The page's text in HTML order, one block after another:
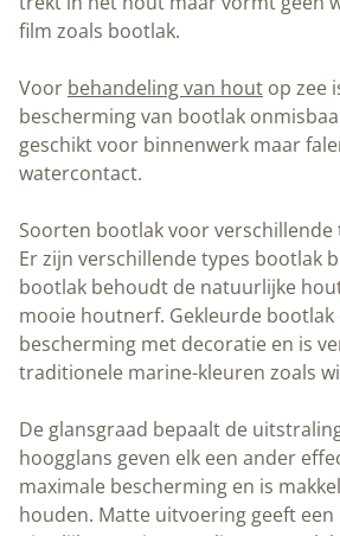
De glansgraad bepaalt de uitstraling. Mat,
geven elk een ander effect. Hoogglans
geeft een natuurlijker uiterlijk maar is
Professionele tips voor optimaal resultaat
Begin altijd met een proefvlak om het
Test de compatibiliteit met bestaande
Let op de verwerkingstijd van
heb je beperkte tijd om de lak aan te
zorg voor voldoende ventilatie tijdens het
Veelgestelde vragen over bootlak
Kan ik bootlak over bestaande lak
Dat hangt af van de ondergrond. Test eerst
klein vlak. Bij twijfel schuur je de oude
optimaal resultaat.
Hoelang moet bootlak drogen tussen de